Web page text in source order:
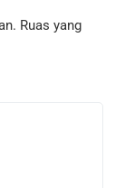
Ruas yang